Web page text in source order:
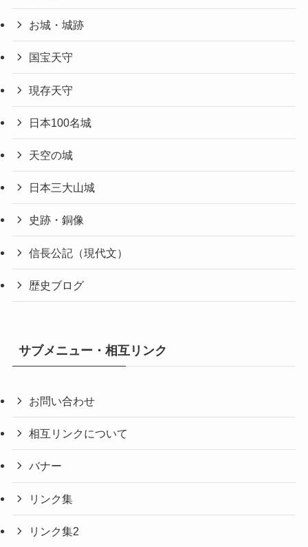
お城・城跡
国宝天守
現存天守
日本100名城
天空の城
日本三大山城
史跡・銅像
信長公記（現代文）
歴史ブログ
サブメニュー・相互リンク
お問い合わせ
相互リンクについて
バナー
リンク集
リンク集2